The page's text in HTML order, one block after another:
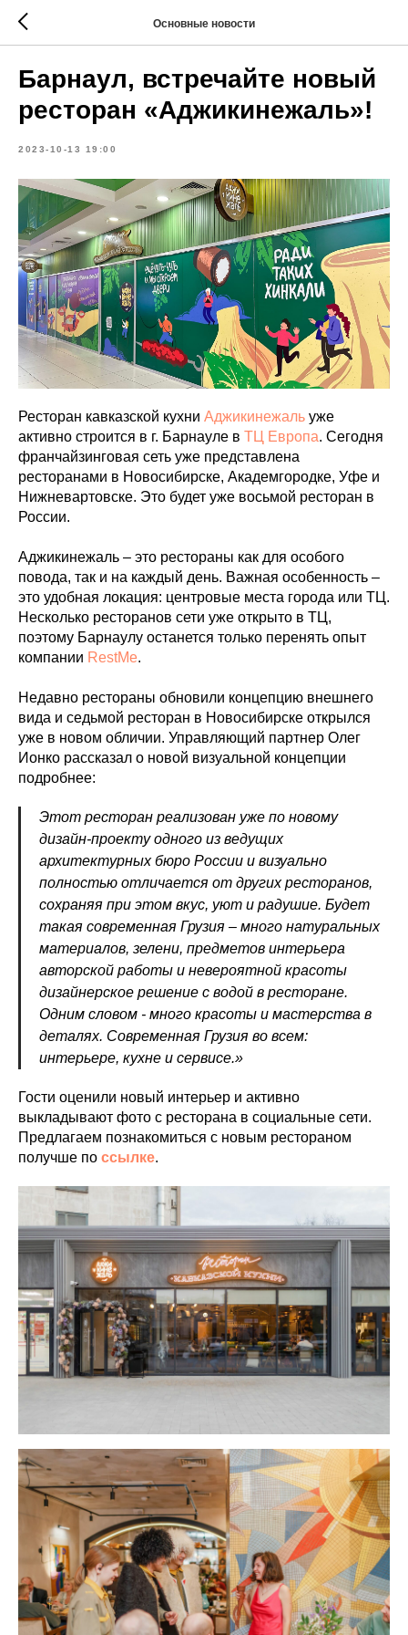
Основные новости
Барнаул, встречайте новый
ресторан «Аджикинежаль»!
2023-10-13 19:00
Ресторан кавказской кухни Аджикинежаль уже
активно строится в г. Барнауле в ТЦ Европа. Сегодня
франчайзинговая сеть уже представлена
ресторанами в Новосибирске, Академгородке, Уфе и
Нижневартовске. Это будет уже восьмой ресторан в
России.
Аджикинежаль – это рестораны как для особого
повода, так и на каждый день. Важная особенность –
это удобная локация: центровые места города или ТЦ.
Несколько ресторанов сети уже открыто в ТЦ,
поэтому Барнаулу останется только перенять опыт
компании RestMe.
Недавно рестораны обновили концепцию внешнего
вида и седьмой ресторан в Новосибирске открылся
уже в новом обличии. Управляющий партнер Олег
Ионко рассказал о новой визуальной концепции
подробнее:
Этот ресторан реализован уже по новому
дизайн-проекту одного из ведущих
архитектурных бюро России и визуально
полностью отличается от других ресторанов,
сохраняя при этом вкус, уют и радушие. Будет
такая современная Грузия – много натуральных
материалов, зелени, предметов интерьера
авторской работы и невероятной красоты
дизайнерское решение с водой в ресторане.
Одним словом - много красоты и мастерства в
деталях. Современная Грузия во всем:
интерьере, кухне и сервисе.»
Гости оценили новый интерьер и активно
выкладывают фото с ресторана в социальные сети.
Предлагаем познакомиться с новым рестораном
получше по ссылке.